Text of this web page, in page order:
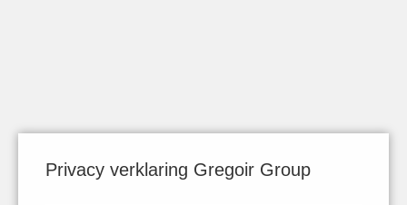
Privacy verklaring Gregoir Group